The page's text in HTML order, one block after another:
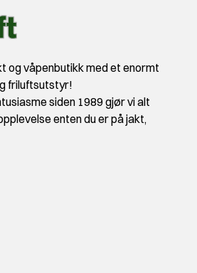
og våpenbutikk med et enormt
friluftsutstyr!
siden 1989 gjør vi alt
enten du er på jakt,